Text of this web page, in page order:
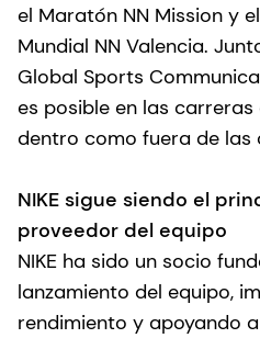
el Maratón NN Mission y
Mundial NN Valencia.
Global Sports
es posible en las
dentro como fuera de las
NIKE sigue siendo el
proveedor del equipo
NIKE ha sido un socio
lanzamiento del equipo,
rendimiento y apoyando